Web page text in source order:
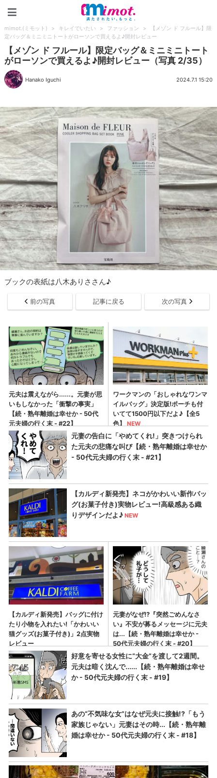
mimot.(ミモット) > キレイでいたい > ファッション >
【メゾン ド フルール】限
定バッグ＆ミニミニトートがローソンで買えるよ♪開封レビュー
【メゾン ド フルール】限定バッグ＆ミニミニトート
がローソンで買えるよ♪開封レビュー（写真 2/35）
Hanako Iguchi 2024.7.1 15:20
ブックの表紙は八木ありささん♪
前の写真 記事に戻る 次の写真